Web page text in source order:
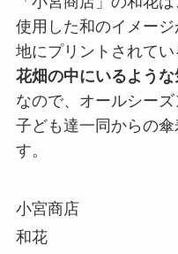
使用した和のイメー
地にプリントされてい
花畑の中にいるような
なので、オールシー
子ども達一同からの
す。
小宮商店
和花